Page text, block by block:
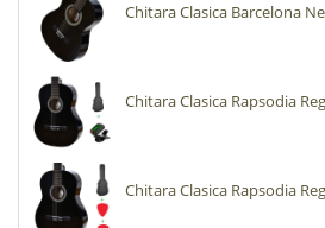
Chitara Clasica Barcelona